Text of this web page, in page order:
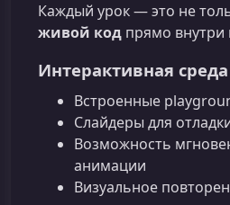
Каждый урок — это не
живой код прямо
Интерактивная
Встроенные
Слайдеры для
Возможность
анимации
Визуальное